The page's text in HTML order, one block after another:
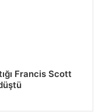
Francis Scott